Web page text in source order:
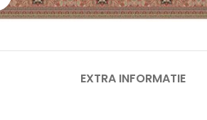
EXTRA INFORMATIE